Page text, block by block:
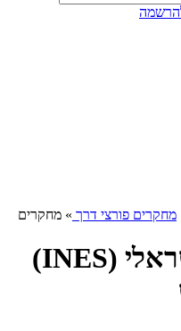
מחקרים פורצי דרך » מחקרים
מחקר הבחירות הישראלי (INES)